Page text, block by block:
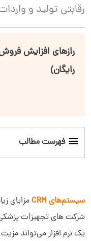
رقابتی تولید و
رازهای افزایش
رایگان)
فهرست مطالب
سیستم‌های CRM
یک نرم افزار می‌تواند